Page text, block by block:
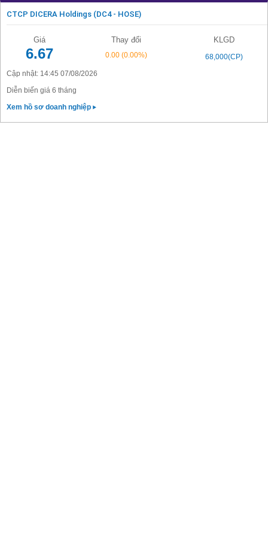
CTCP DICERA Holdings (DC4 - HOSE)
Giá Thay đổi KLGD
6.67 0.00 (0.00%)
68,000(CP)
Cập nhật: 14:45 07/08/2026
Diễn biến giá 6 tháng
Xem hồ sơ doanh nghiệp